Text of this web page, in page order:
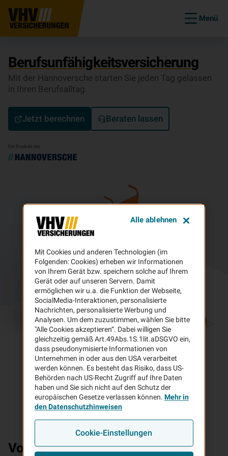
Menü
Be­rufs­un­fä­hig­keits­ver­si­che­rung
Mit der Hannoversche starten Sie jeden Tag gelassen
in Ihren Berufsalltag.
Jetzt berechnen Beraten lassen
VorteileIhrer
Mit Cookies und anderen Technologien (im
Folgenden: Cookies) erheben wir Informationen
von Ihrem Gerät bzw. speichern solche auf Ihrem
Gerät oder auf unseren Servern. Damit
ermöglichen wir u.a. die Funktion der Webseite,
SocialMedia-Interaktionen, personalisierte
Nachrichten, personalisierte Werbung und
Analysen. Um dem zuzustimmen, wählen Sie bitte
"Alle Cookies akzeptieren“. Dabei willigen Sie
gleichzeitig gemäß Art.49Abs.1S.1lit.aDSGVO ein,
dass pseudonymisierte Informationen von
Unternehmen in oder aus den USA verarbeitet
werden können. Es besteht das Risiko, dass US-
Behörden nach US-Recht Zugriff auf Ihre Daten
haben und Sie sich nicht auf den Schutz der
europäischen Gesetze verlassen können. Mehr in
den Datenschutzhinweisen
Cookie-Einstellungen
Alle ablehnen